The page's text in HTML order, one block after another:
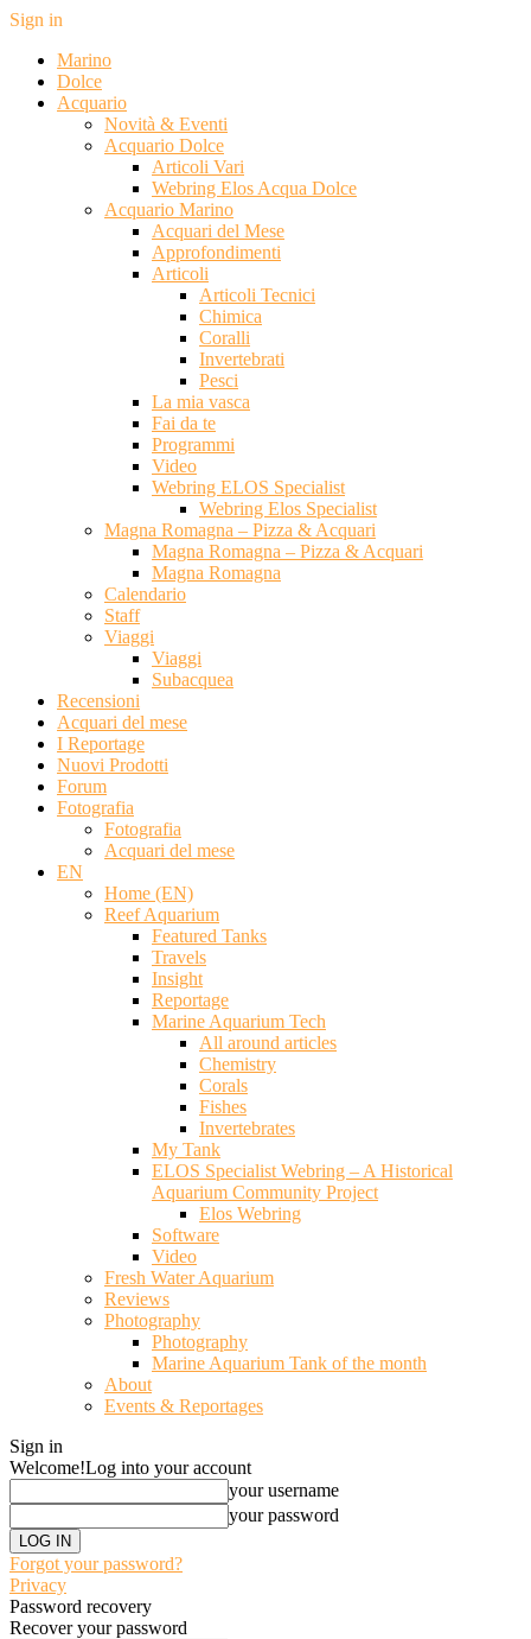
Sign in
Marino
Dolce
Acquario
Novità & Eventi
Acquario Dolce
Articoli Vari
Webring Elos Acqua Dolce
Acquario Marino
Acquari del Mese
Approfondimenti
Articoli
Articoli Tecnici
Chimica
Coralli
Invertebrati
Pesci
La mia vasca
Fai da te
Programmi
Video
Webring ELOS Specialist
Webring Elos Specialist
Magna Romagna – Pizza & Acquari
Magna Romagna – Pizza & Acquari
Magna Romagna
Calendario
Staff
Viaggi
Viaggi
Subacquea
Recensioni
Acquari del mese
I Reportage
Nuovi Prodotti
Forum
Fotografia
Fotografia
Acquari del mese
EN
Home (EN)
Reef Aquarium
Featured Tanks
Travels
Insight
Reportage
Marine Aquarium Tech
All around articles
Chemistry
Corals
Fishes
Invertebrates
My Tank
ELOS Specialist Webring – A Historical
Aquarium Community Project
Elos Webring
Software
Video
Fresh Water Aquarium
Reviews
Photography
Photography
Marine Aquarium Tank of the month
About
Events & Reportages
Sign in
Welcome!Log into your account
your username
your password
Forgot your password?
Privacy
Password recovery
Recover your password